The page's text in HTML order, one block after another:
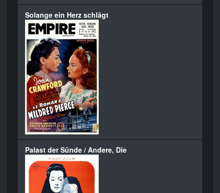
Solange ein Herz schlägt
Palast der Sünde / Andere, Die